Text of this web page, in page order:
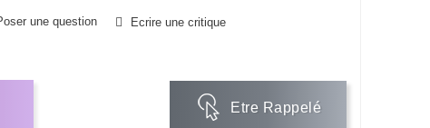
une question Ecrire une critique
Etre Rappelé